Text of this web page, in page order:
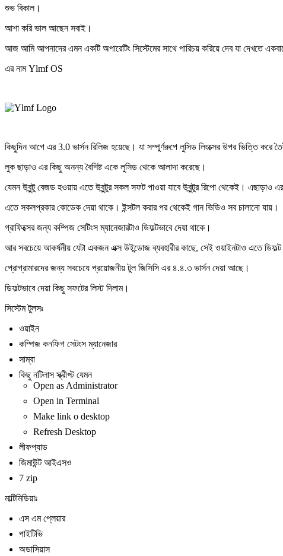
শুভ বিকাল।
আশা করি ভাল আছেন সবাই।
আজ আমি আপনাদের এমন একটি অপারেটিং সিস্টেমের সাথে পারিচয় করিয়ে দেব যা দেখতে
এর নাম Ylmf OS
কিছুদিন আগে এর 3.0 ভার্সন রিলিজ হয়েছে। যা সম্পুর্ণরুপে লুসিড লিংক্সের উপর ভিত্তি করে
লুক ছাড়াও এর কিছু অনন্য বৈশিষ্ট একে লুসিড থেকে আলাদা করেছে।
যেমন উবুন্টু বেজড হওয়ায় এতে উবুন্টুর সকল সফট পাওয়া যাবে উবুন্টুর রিপো থেকেই। এছাড়াও
এতে সকলপ্রকার কোডেক দেয়া থাকে। ইন্সটল করার পর থেকেই গান ভিডিও সব চালানো যায়।
গ্রাফিক্সের জন্য কম্পিজ সেটিংস ম্যানেজারটাও ডিফল্টভাবে দেয়া থাকে।
আর সবচেয়ে আকর্ষনীয় যেটা একজন এক্স উইন্ডোজ ব্যবহারীর কাছে, সেই ওয়াইনটাও এতে
প্রোগ্রামারদের জন্য সবচেযে প্রয়োজনীয় টুল জিসিসি এর ৪.৪.৩ ভার্সন দেয়া আছে।
ডিফল্টভাবে দেয়া কিছু সফটের লিস্ট দিলাম।
সিস্টেম টুলসঃ
ওয়াইন
কম্পিজ কনফিগ সেটংস ম্যানেজার
সাম্বা
কিছু নটিলাস স্ক্রীপ্ট যেমন
Open as Administrator
Open in Terminal
Make link o desktop
Refresh Desktop
লীফপ্যাড
জিমাউন্ট আইএসও
7 zip
মাল্টিমিডিয়াঃ
এস এম প্লেয়ার
পাইটিভি
অডাসিয়াস